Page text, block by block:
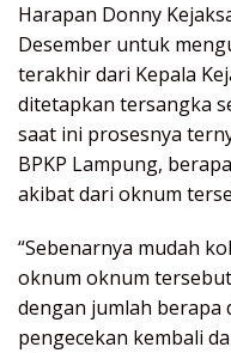
Harapan Donny
Desember untuk
terakhir dari Kepala
ditetapkan tersangka
saat ini prosesnya
BPKP Lampung,
akibat dari oknum
“Sebenarnya mudah
oknum oknum
dengan jumlah berapa
pengecekan kembali